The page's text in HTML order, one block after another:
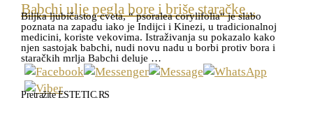
Babchi ulje pegla bore i briše staračke...
Biljka ljubičastog cveta, “ psoralea corylifolia“ je slabo
poznata na zapadu iako je Indijci i Kinezi, u tradicionalnoj
medicini, koriste vekovima. Istraživanja su pokazalo kako
njen sastojak babchi, nudi novu nadu u borbi protiv bora i
staračkih mrlja Babchi deluje …
Pretražite ESTETIC.RS